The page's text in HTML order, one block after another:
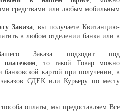
средствами или любым мобильным
Заказа , вы получаете Квитанцию-
в любом отделении банка или в
Заказа подходит под
, то такой Товар можно
банковской картой при получении, в
СДЕК или Курьеру по месту
оплаты, мы предоставляем Все